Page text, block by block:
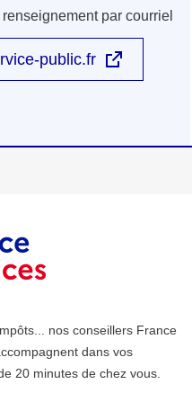
par courriel
public.fr
nos conseillers France
dans vos
20 minutes de chez vous.